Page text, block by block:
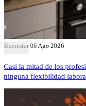
Bienestar 06 Ago 2026
Casi la mitad de los
ninguna flexibilidad